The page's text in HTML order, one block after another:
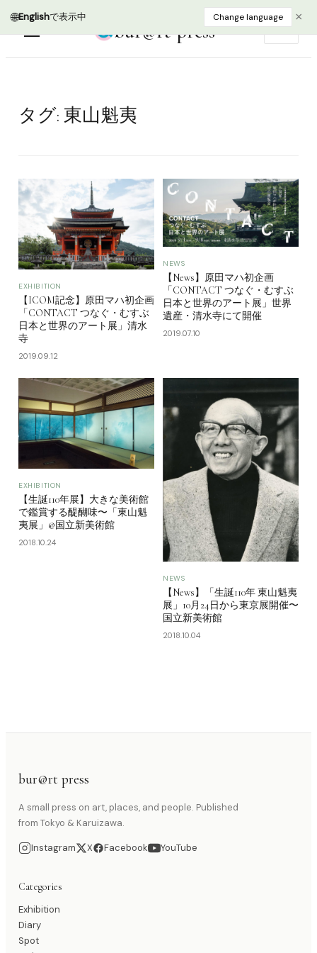
🌐Englishで表示中 Change language ×
bur@rt press
タグ: 東山魁夷
EXHIBITION
【ICOM記念】原田マハ初企画
「CONTACT つなぐ・むすぶ
日本と世界のアート展」清水
寺
2019.09.12
NEWS
【News】原田マハ初企画
「CONTACT つなぐ・むすぶ
日本と世界のアート展」世界
遺産・清水寺にて開催
2019.07.10
EXHIBITION
【生誕110年展】大きな美術館
で鑑賞する醍醐味〜「東山魁
夷展」@国立新美術館
2018.10.24
NEWS
【News】「生誕110年 東山魁夷
展」10月24日から東京展開催〜
国立新美術館
2018.10.04
bur@rt press
A small press on art, places, and people. Published
from Tokyo & Karuizawa.
Instagram X Facebook YouTube
Categories
Exhibition
Diary
Spot